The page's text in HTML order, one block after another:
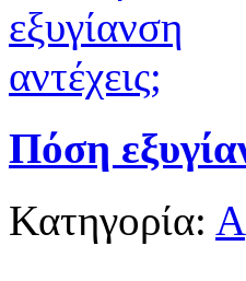
Πόση
Κατηγορία: